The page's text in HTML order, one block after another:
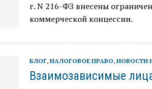
г. N 216-ФЗ внесены
коммерческой концессии.
БЛОГ, НАЛОГОВОЕ ПРАВО, НОВОСТИ
Взаимозависимые